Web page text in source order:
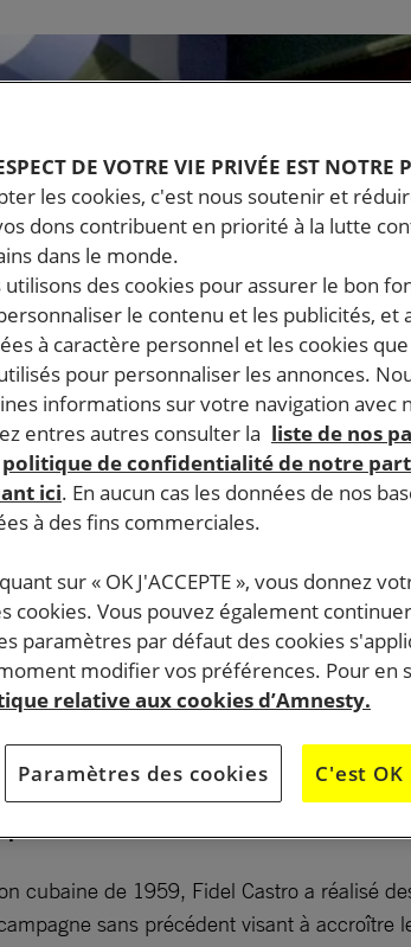
de Fidel Castro en termes
publics pour des millions de Cubains ont
des libertés fondamentales qui
cubaine de 1959, Fidel Castro a réalisé
sans précédent visant à accroître
DE VOTRE VIE PRIVÉE EST NOTRE
les cookies, c'est nous soutenir et
dons contribuent en priorité à la lutte
dans le monde.
utilisons des cookies pour assurer le bon
le contenu et les publicités, et
à caractère personnel et les cookies
pour personnaliser les annonces.
informations sur votre navigation avec
entres autres consulter la liste de nos
politique de confidentialité de notre
ici. En aucun cas les données de nos
à des fins commerciales.
sur « OK J'ACCEPTE », vous donnez
cookies. Vous pouvez également
paramètres par défaut des cookies
modifier vos préférences. Pour en
relative aux cookies d’Amnesty.
Paramètres des cookies C'est